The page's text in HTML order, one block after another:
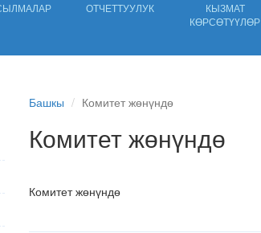
ОТЧЕТТУУЛУК
КЫЗМАТ
КӨРСӨТҮҮЛӨР
Башкы Комитет жөнүндө
Комитет жөнүндө
Комитет жөнүндө